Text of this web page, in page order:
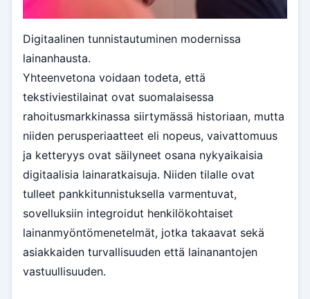
Digitaalinen tunnistautuminen modernissa
lainanhausta.
Yhteenvetona voidaan todeta, että
tekstiviestilainat ovat suomalaisessa
rahoitusmarkkinassa siirtymässä historiaan, mutta
niiden perusperiaatteet eli nopeus, vaivattomuus
ja ketteryys ovat säilyneet osana nykyaikaisia
digitaalisia lainaratkaisuja. Niiden tilalle ovat
tulleet pankkitunnistuksella varmentuvat,
sovelluksiin integroidut henkilökohtaiset
lainanmyöntömenetelmät, jotka takaavat sekä
asiakkaiden turvallisuuden että lainanantojen
vastuullisuuden.